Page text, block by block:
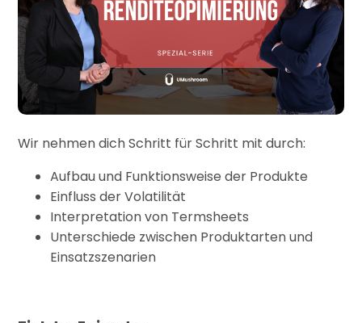
Wir nehmen dich Schritt für Schritt mit durch:
Aufbau und Funktionsweise der Produkte
Einfluss der Volatilität
Interpretation von Termsheets
Unterschiede zwischen Produktarten und
Einsatzszenarien